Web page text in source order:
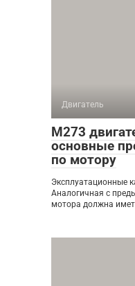
Двигатель
М273
основные
по мотору
Эксплуатационные
Аналогичная с
мотора должна